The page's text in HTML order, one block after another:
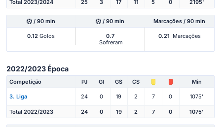
Total 2023/2024 25 3 17 11 5 0 2195'
/ 90 min / 90 min Marcações / 90 min
0.12 Golos
0.7
Sofreram
0.21 Marcações
2022/2023 Época
Competição PJ Gl GS CS Min
3. Liga 24 0 19 2 7 0 1075'
Total 2022/2023 24 0 19 2 7 0 1075'